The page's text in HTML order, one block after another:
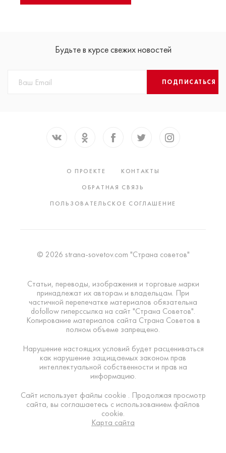
Будьте в курсе свежих новостей
ПОДПИСАТЬСЯ
О ПРОЕКТЕ
КОНТАКТЫ
ОБРАТНАЯ СВЯЗЬ
ПОЛЬЗОВАТЕЛЬСКОЕ СОГЛАШЕНИЕ
© 2026 strana-sovetov.com "Страна советов"
Статьи, переводы, изображения и торговые марки
принадлежат их авторам и владельцам. При
частичной перепечатке материалов обязательна
dofollow гиперссылка на сайт "Страна Советов".
Копирование материалов сайта Страна Советов в
полном объеме запрещено.
Нарушение настоящих условий будет расцениваться
как нарушение защищаемых законом прав
интеллектуальной собственности и прав на
информацию.
Сайт использует файлы cookie . Продолжая просмотр
сайта, вы соглашаетесь с использованием файлов
cookie.
Карта сайта